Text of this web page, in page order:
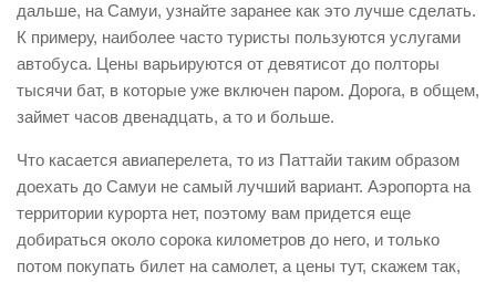
дальше, на Самуи, узнайте заранее как это лучше сделать.
К примеру, наиболее часто туристы пользуются услугами
автобуса. Цены варьируются от девятисот до полторы
тысячи бат, в которые уже включен паром. Дорога, в общем,
займет часов двенадцать, а то и больше.
Что касается авиаперелета, то из Паттайи таким образом
доехать до Самуи не самый лучший вариант. Аэропорта на
территории курорта нет, поэтому вам придется еще
добираться около сорока километров до него, и только
потом покупать билет на самолет, а цены тут, скажем так,